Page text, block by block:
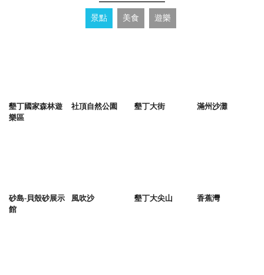
景點 美食 遊樂
墾丁國家森林遊
樂區
社頂自然公園 墾丁大街 滿州沙灘
砂島-貝殼砂展示
館
風吹沙 墾丁大尖山 香蕉灣